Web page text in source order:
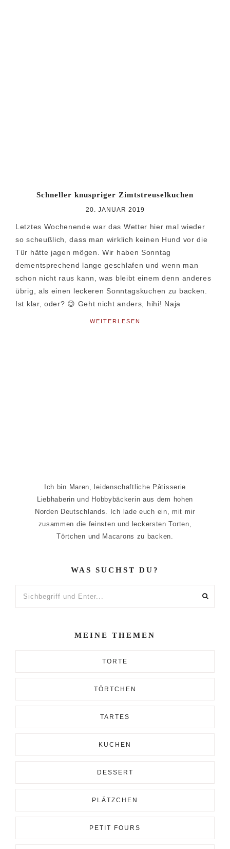
Schneller knuspriger Zimtstreuselkuchen
20. JANUAR 2019
Letztes Wochenende war das Wetter hier mal wieder
so scheußlich, dass man wirklich keinen Hund vor die
Tür hätte jagen mögen. Wir haben Sonntag
dementsprechend lange geschlafen und wenn man
schon nicht raus kann, was bleibt einem denn anderes
übrig, als einen leckeren Sonntagskuchen zu backen.
Ist klar, oder? 😉 Geht nicht anders, hihi! Naja
WEITERLESEN
Ich bin Maren, leidenschaftliche Pâtisserie
Liebhaberin und Hobbybäckerin aus dem hohen
Norden Deutschlands. Ich lade euch ein, mit mir
zusammen die feinsten und leckersten Torten,
Törtchen und Macarons zu backen.
WAS SUCHST DU?
MEINE THEMEN
TORTE
TÖRTCHEN
TARTES
KUCHEN
DESSERT
PLÄTZCHEN
PETIT FOURS